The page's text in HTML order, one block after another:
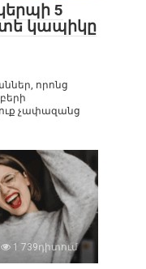
5
կապիկը
որոնց
չափազանց
1 739դիտում